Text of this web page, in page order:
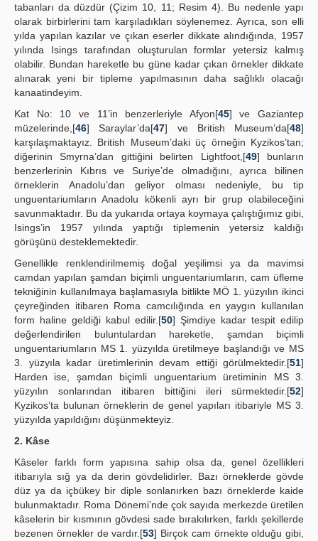
tabanları da düzdür (Çizim 10, 11; Resim 4). Bu nedenle yapı
olarak birbirlerini tam karşıladıkları söylenemez. Ayrıca, son elli
yılda yapılan kazılar ve çıkan eserler dikkate alındığında, 1957
yılında Isings tarafından oluşturulan formlar yetersiz kalmış
olabilir. Bundan hareketle bu güne kadar çıkan örnekler dikkate
alınarak yeni bir tipleme yapılmasının daha sağlıklı olacağı
kanaatindeyim.
Kat No: 10 ve 11’in benzerleriyle Afyon[45] ve Gaziantep
müzelerinde,[46] Saraylar’da[47] ve British Museum’da[48]
karşılaşmaktayız. British Museum’daki üç örneğin Kyzikos’tan;
diğerinin Smyrna’dan gittiğini belirten Lightfoot,[49] bunların
benzerlerinin Kıbrıs ve Suriye’de olmadığını, ayrıca bilinen
örneklerin Anadolu’dan geliyor olması nedeniyle, bu tip
unguentariumların Anadolu kökenli ayrı bir grup olabileceğini
savunmaktadır. Bu da yukarıda ortaya koymaya çalıştığımız gibi,
Isings’in 1957 yılında yaptığı tiplemenin yetersiz kaldığı
görüşünü desteklemektedir.
Genellikle renklendirilmemiş doğal yeşilimsi ya da mavimsi
camdan yapılan şamdan biçimli unguentariumların, cam üfleme
tekniğinin kullanılmaya başlamasıyla bitlikte MÖ 1. yüzyılın ikinci
çeyreğinden itibaren Roma camcılığında en yaygın kullanılan
form haline geldiği kabul edilir.[50] Şimdiye kadar tespit edilip
değerlendirilen buluntulardan hareketle, şamdan biçimli
unguentariumların MS 1. yüzyılda üretilmeye başlandığı ve MS
3. yüzyıla kadar üretimlerinin devam ettiği görülmektedir.[51]
Harden ise, şamdan biçimli unguentarium üretiminin MS 3.
yüzyılın sonlarından itibaren bittiğini ileri sürmektedir.[52]
Kyzikos’ta bulunan örneklerin de genel yapıları itibariyle MS 3.
yüzyılda yapıldığını düşünmekteyiz.
2. Kâse
Kâseler farklı form yapısına sahip olsa da, genel özellikleri
itibarıyla sığ ya da derin gövdelidirler. Bazı örneklerde gövde
düz ya da içbükey bir diple sonlanırken bazı örneklerde kaide
bulunmaktadır. Roma Dönemi’nde çok sayıda merkezde üretilen
kâselerin bir kısmının gövdesi sade bırakılırken, farklı şekillerde
bezenen örnekler de vardır.[53] Birçok cam örnekte olduğu gibi,